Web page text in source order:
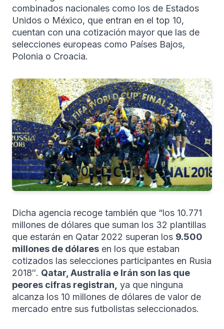
combinados nacionales como los de Estados
Unidos o México, que entran en el top 10,
cuentan con una cotización mayor que las de
selecciones europeas como Países Bajos,
Polonia o Croacia.
Dicha agencia recoge también que “los 10.771
millones de dólares que suman los 32 plantillas
que estarán en Qatar 2022 superan los 9.500
millones de dólares en los que estaban
cotizados las selecciones participantes en Rusia
2018″. Qatar, Australia e Irán son las que
peores cifras registran, ya que ninguna
alcanza los 10 millones de dólares de valor de
mercado entre sus futbolistas seleccionados.